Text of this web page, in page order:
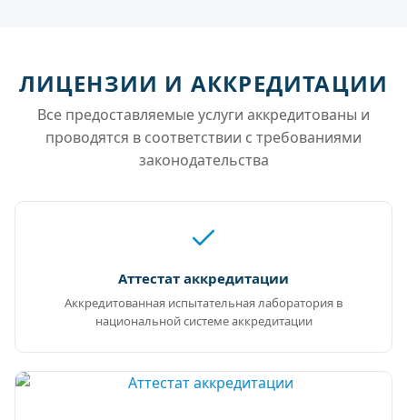
ЛИЦЕНЗИИ И АККРЕДИТАЦИИ
Все предоставляемые услуги аккредитованы и
проводятся в соответствии с требованиями
законодательства
Аттестат аккредитации
Аккредитованная испытательная лаборатория в
национальной системе аккредитации